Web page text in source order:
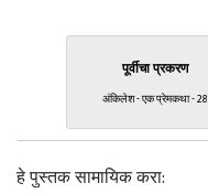
पूर्वीचा प्रकरण
अंकिलेश - एक प्रेमकथा - 28
हे पुस्तक सामायिक करा: